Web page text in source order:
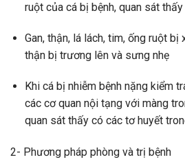
ruột của cá bị bệnh, quan sát
Gan, thận, lá lách, tim, ống ruột bị
thận bị trương lên và sưng nhẹ
Khi cá bị nhiễm bệnh nặng kiểm
các cơ quan nội tạng với màng
quan sát thấy có các tơ huyết
2- Phương pháp phòng và trị bệnh